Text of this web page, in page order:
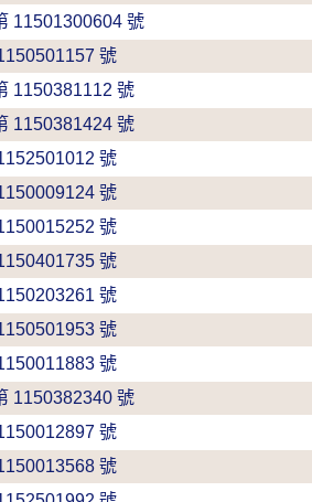
11501300604 號
號
1150381112 號
1150381424 號
號
號
號
號
號
號
號
1150382340 號
號
號